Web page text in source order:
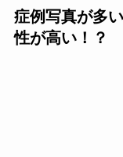
症例写真が多
性が高い！？